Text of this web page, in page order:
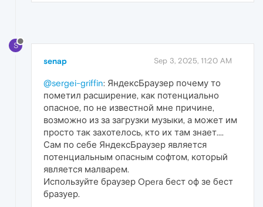
S
senap Sep 3, 2025, 11:20 AM
@sergei-griffin: ЯндексБраузер почему то
пометил расширение, как потенциально
опасное, по не известной мне причине,
возможно из за загрузки музыки, а может им
просто так захотелось, кто их там знает....
Сам по себе ЯндексБраузер является
потенциальным опасным софтом, который
является малварем.
Используйте браузер Opera бест оф зе бест
бразуер.